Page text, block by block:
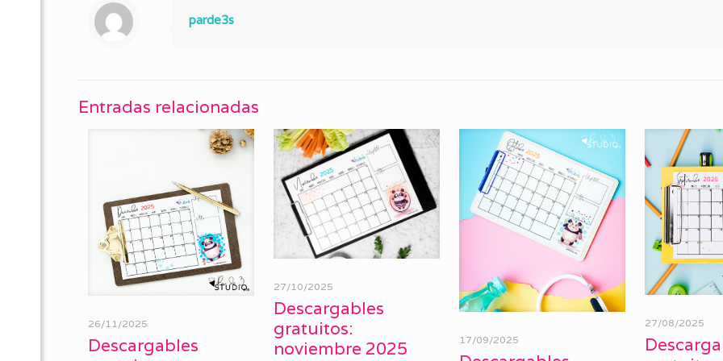
parde3s
Entradas relacionadas
26/11/2025
Descargables
27/10/2025
Descargables
gratuitos:
noviembre 2025
17/09/2025
27/08/2025